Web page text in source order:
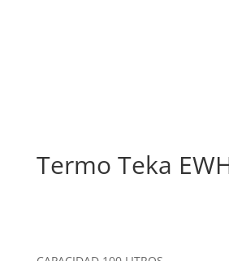
Termo Teka